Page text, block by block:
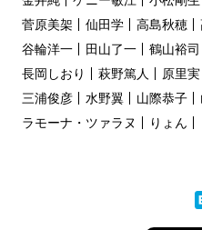
菅原美架
仙田学 高島秋穂
谷輪洋一
田山了一 鶴山裕司
長岡しおり
萩野篤人 原里実
三浦俊彦
水野翼 山際恭子
ラモーナ・ツァラヌ
りょん